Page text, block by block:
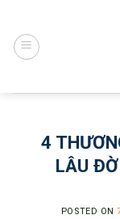
content
4
LÂU
POSTED ON